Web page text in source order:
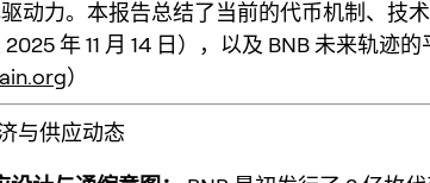
动力。本报告总结了当前的代币机制、技
年 11 月 14 日），以及 BNB 未来轨迹的
）
与供应动态